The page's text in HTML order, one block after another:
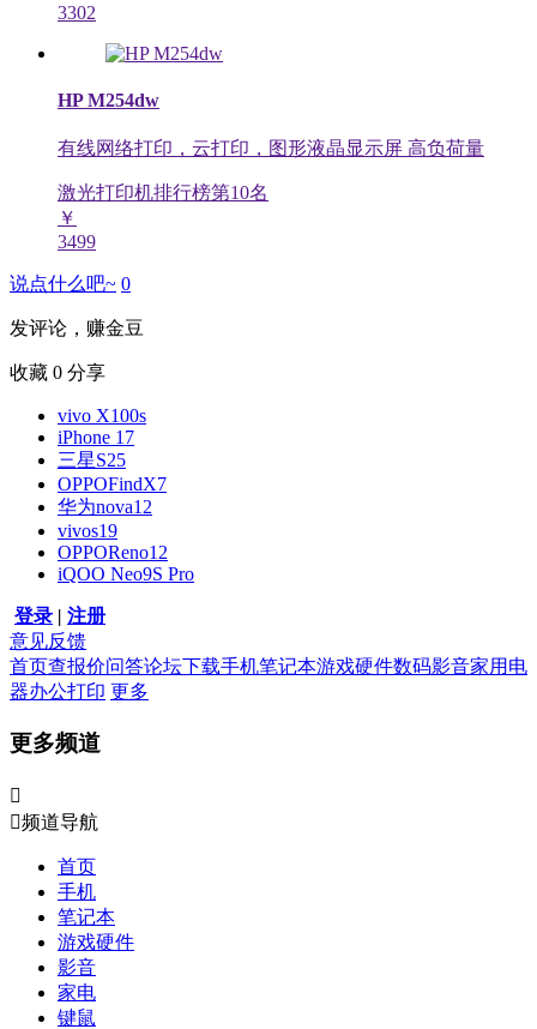
3302
HP M254dw
有线网络打印，云打印，图形液晶显示屏 高负荷量
激光打印机排行榜第10名
￥
3499
说点什么吧~ 0
发评论，赚金豆
收藏 0 分享
vivo X100s
iPhone 17
三星S25
OPPOFindX7
华为nova12
vivos19
OPPOReno12
iQOO Neo9S Pro
登录 | 注册
意见反馈
首页查报价问答论坛下载手机笔记本游戏硬件数码影音家用电
器办公打印 更多
更多频道

频道导航
首页
手机
笔记本
游戏硬件
影音
家电
键鼠